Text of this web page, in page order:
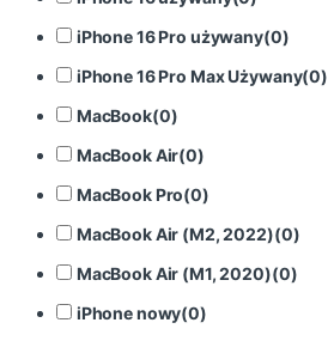
iPhone 16 Pro używany(0)
iPhone 16 Pro Max Używany(0)
MacBook(0)
MacBook Air(0)
MacBook Pro(0)
MacBook Air (M2, 2022)(0)
MacBook Air (M1, 2020)(0)
iPhone nowy(0)